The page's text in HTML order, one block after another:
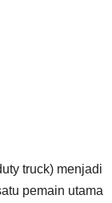
truck) menjadi
pemain utama